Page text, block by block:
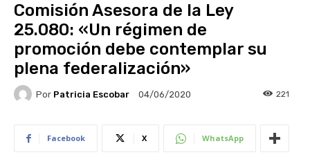
Comisión Asesora de la Ley
25.080: «Un régimen de
promoción debe contemplar su
plena federalización»
Por Patricia Escobar 04/06/2020 221
Facebook X WhatsApp